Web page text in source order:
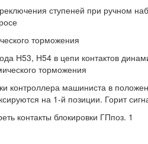
ступеней при ручном
торможения
Н53, Н54 в цепи контактов
торможения
контроллера машиниста в
на 1-й позиции. Горит
контакты блокировки ГПпоз. 1